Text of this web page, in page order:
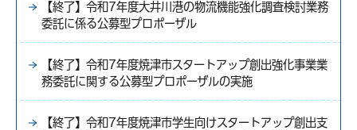
【終了】令和7年度大井川港の物流機能強化調査検討業務
委託に係る公募型プロポーザル
【終了】令和7年度焼津市スタートアップ創出強化事業業
務委託に関する公募型プロポーザルの実施
【終了】令和7年度焼津市学生向けスタートアップ創出支